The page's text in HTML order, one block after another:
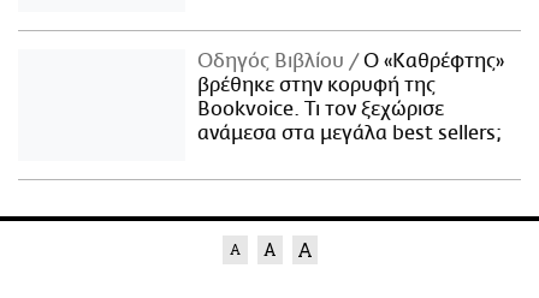
Οδηγός Βιβλίου
Ο «Καθρέφτης»
βρέθηκε στην κορυφή της
Bookvoice. Τι τον ξεχώρισε
ανάμεσα στα μεγάλα best sellers;